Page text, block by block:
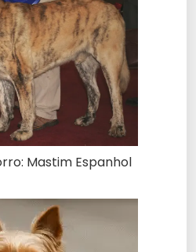
Mastim Espanhol